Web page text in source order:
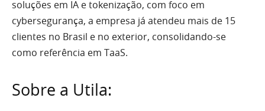
soluções em IA e tokenização, com foco em
cybersegurança, a empresa já atendeu mais de 15
clientes no Brasil e no exterior, consolidando-se
como referência em TaaS.
Sobre a Utila: